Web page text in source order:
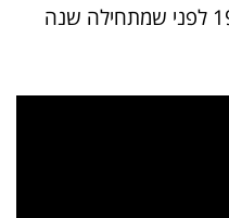
רגעים אחרונים של שנת 1977 לפני שמתחילה שנה